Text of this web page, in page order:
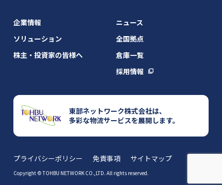
企業情報
ソリューション
株主・投資家の皆様へ
ニュース
全国拠点
倉庫一覧
採用情報
東部ネットワーク株式会社は、
多彩な物流サービスを展開します。
プライバシーポリシー 免責事項 サイトマップ
Copyright © TOHBU NETWORK CO.,LTD. All rights reserved.